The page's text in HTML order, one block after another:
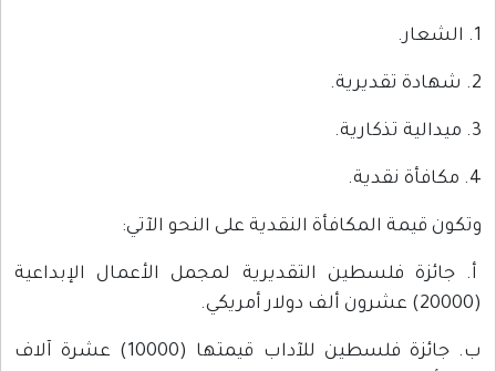
1. الشعار.
2. شهادة تقديرية.
3. ميدالية تذكارية.
4. مكافأة نقدية.
وتكون قيمة المكافأة النقدية على النحو الآتي:
‌أ. جائزة فلسطين التقديرية لمجمل الأعمال الإبداعية
(20000) عشرون ألف دولار أمريكي.
‌ب. جائزة فلسطين للآداب قيمتها (10000) عشرة آلاف